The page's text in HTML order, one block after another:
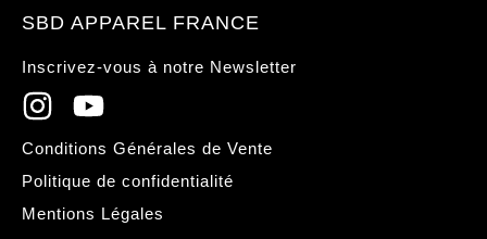
SBD APPAREL FRANCE
Inscrivez-vous à notre Newsletter
Conditions Générales de Vente
Politique de confidentialité
Mentions Légales